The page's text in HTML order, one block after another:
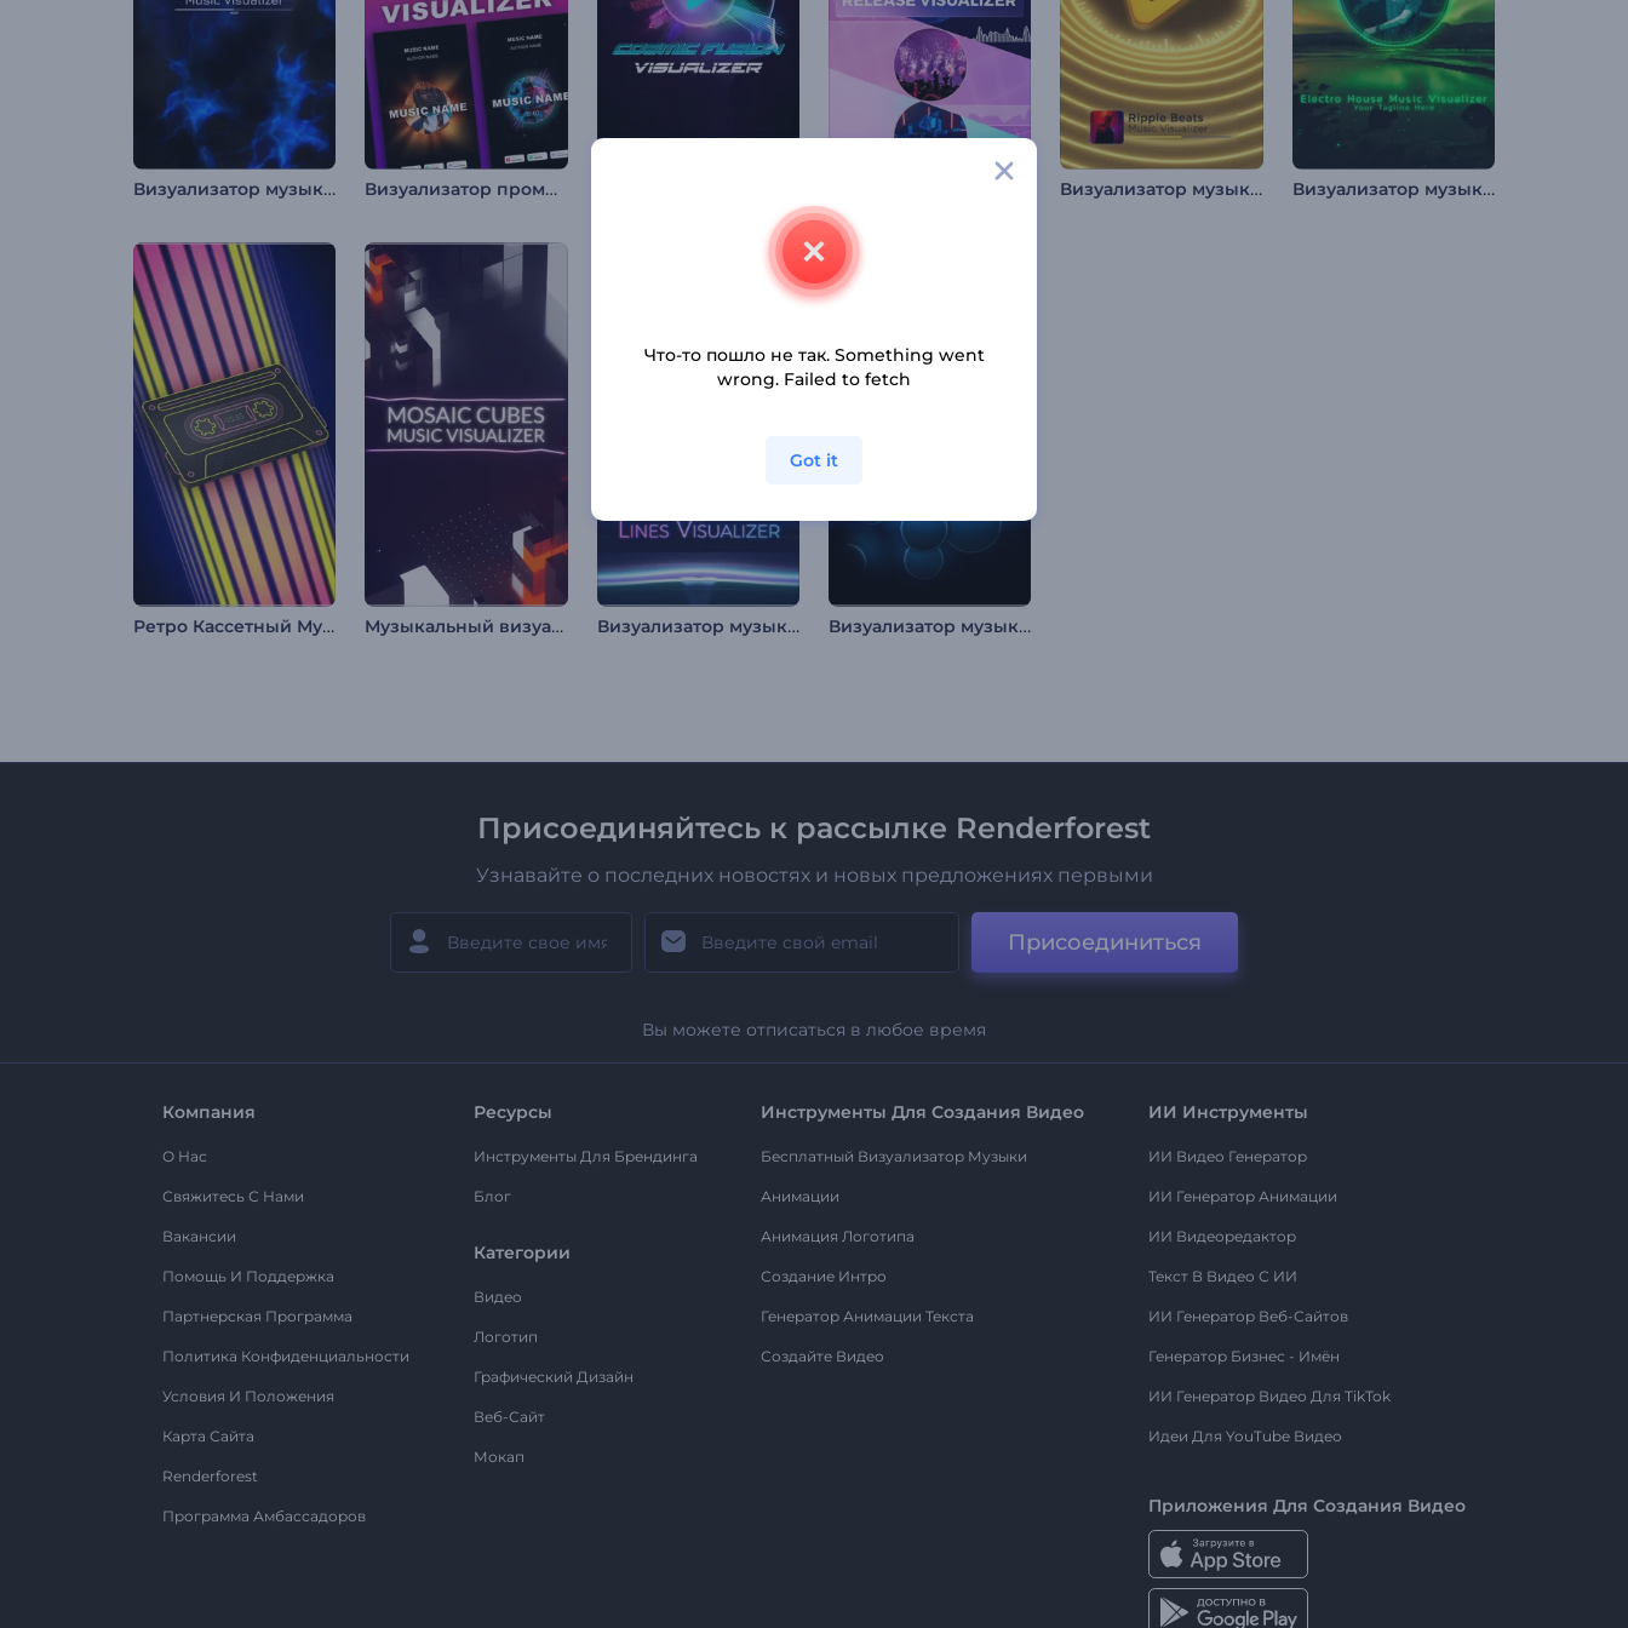
Визуализатор музыки: Молния в темноте Визуализатор промо музыкальных альбомов Визуализатор музыки: Рябь битов Визуализатор музыки: Электро дабстеп
Ретро Кассетный Музыкальный Визуализатор Музыкальный визуализатор "Мозаика из кубиков" Визуализатор музыки: Абстрактные неоновые линии Визуализатор музыки: Неоновые пузыри
Присоединяйтесь к рассылке Renderforest
Узнавайте о последних новостях и новых предложениях первыми
Присоединиться
Вы можете отписаться в любое время
Компания
О Нас
Свяжитесь С Нами
Вакансии
Помощь И Поддержка
Партнерская Программа
Политика Конфиденциальности
Условия И Положения
Карта Сайта
Renderforest
Программа Амбассадоров
Ресурсы
Инструменты Для Брендинга
Блог
Категории
Видео
Логотип
Графический Дизайн
Веб-Сайт
Мокап
Инструменты Для Создания Видео
Бесплатный Визуализатор Музыки
Анимации
Анимация Логотипа
Создание Интро
Генератор Анимации Текста
Создайте Видео
ИИ Инструменты
ИИ Видео Генератор
ИИ Генератор Анимации
ИИ Видеоредактор
Текст В Видео С ИИ
ИИ Генератор Веб-Сайтов
Генератор Бизнес - Имён
ИИ Генератор Видео Для TikTok
Идеи Для YouTube Видео
Приложения Для Создания Видео
Что-то пошло не так. Something went
wrong. Failed to fetch
Got it